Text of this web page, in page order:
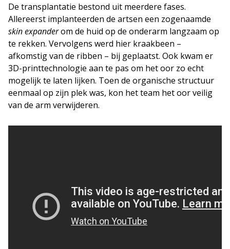
De transplantatie bestond uit meerdere fases.
Allereerst implanteerden de artsen een zogenaamde
skin expanderom de huid op de onderarm langzaam op
te rekken. Vervolgens werd hier kraakbeen –
afkomstig van de ribben – bij geplaatst. Ook kwam er
3D-printtechnologie aan te pas om het oor zo echt
mogelijk te laten lijken. Toen de organische structuur
eenmaal op zijn plek was, kon het team het oor veilig
van de arm verwijderen.